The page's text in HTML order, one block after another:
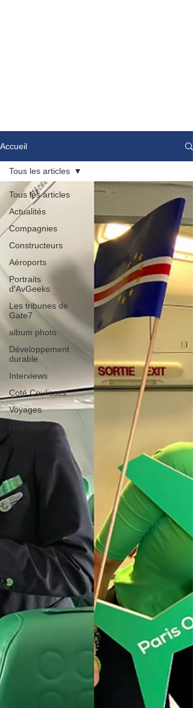
Accueil
Tous les articles
Actualités
Compagnies
Constructeurs
Aéroports
Portraits
d'AvGeeks
Les tribunes de
Gate7
album photo
Développement
durable
Interviews
Coté Coulisses
Voyages
Reportages
Tous les articles